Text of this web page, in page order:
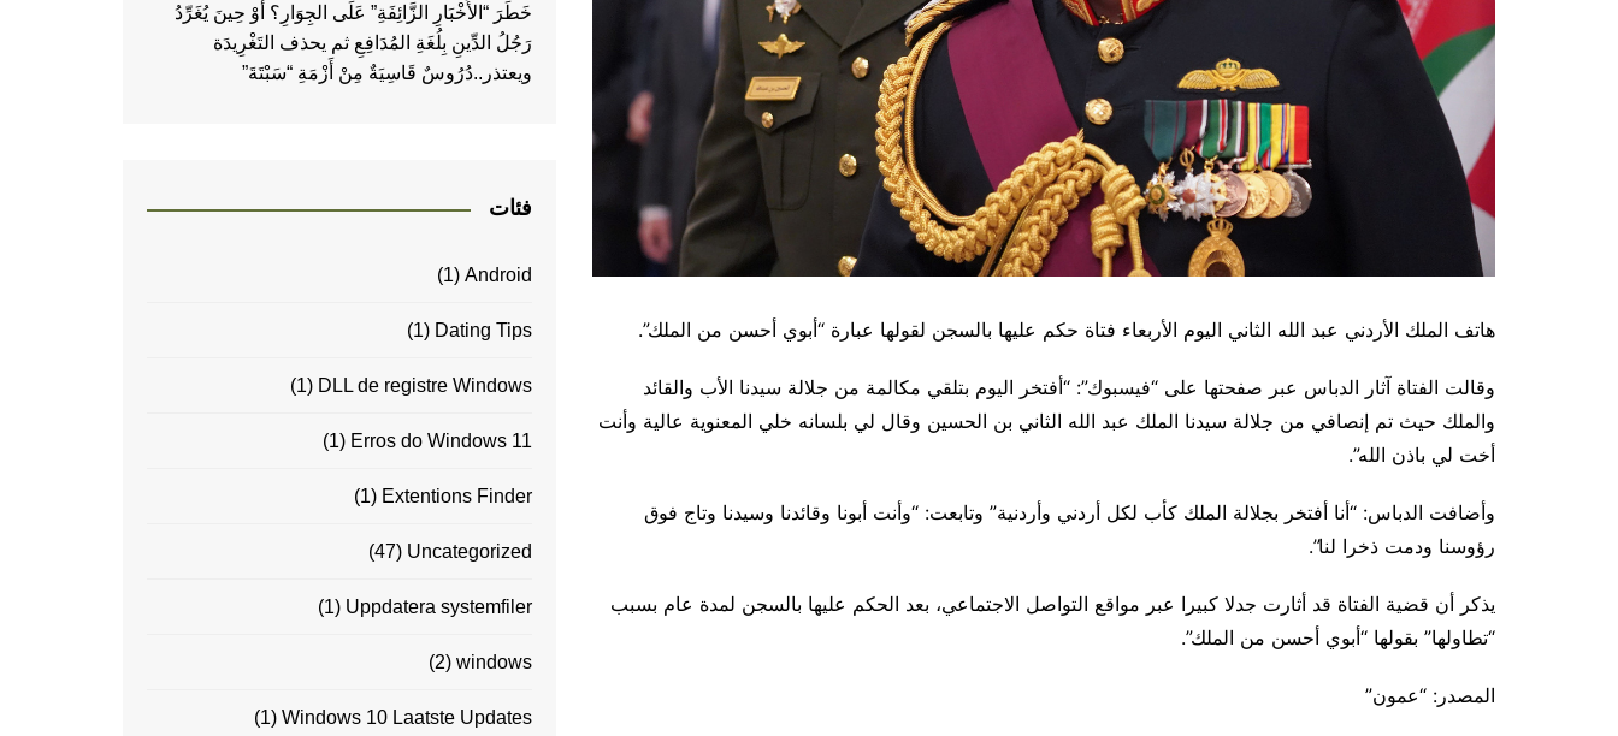
هاتف الملك الأردني عبد الله الثاني اليوم الأربعاء فتاة حكم عليها بالسجن لقولها عبارة “أبوي أحسن من الملك”.
وقالت الفتاة آثار الدباس عبر صفحتها على “فيسبوك”: “أفتخر اليوم بتلقي مكالمة من جلالة سيدنا الأب والقائد
والملك حيث تم إنصافي من جلالة سيدنا الملك عبد الله الثاني بن الحسين وقال لي بلسانه خلي المعنوية عالية وأنت
أخت لي باذن الله”.
وأضافت الدباس: “أنا أفتخر بجلالة الملك كأب لكل أردني وأردنية” وتابعت: “وأنت أبونا وقائدنا وسيدنا وتاج فوق
رؤوسنا ودمت ذخرا لنا”.
يذكر أن قضية الفتاة قد أثارت جدلا كبيرا عبر مواقع التواصل الاجتماعي، بعد الحكم عليها بالسجن لمدة عام بسبب
“تطاولها” بقولها “أبوي أحسن من الملك”.
المصدر: “عمون”
خَطَرَ “الأَخْبَارِ الزَّائِفَةِ” عَلَى الجِوَارِ؟ أَوْ حِينَ يُغَرِّدُ
رَجُلُ الدِّينِ بِلُغَةِ المُدَافِعِ ثم يحذف التَغْرِيدَة
ويعتذر..دُرُوسٌ قَاسِيَةٌ مِنْ أَزْمَةِ “سَبْتَةَ”
فئات
Android
(1)
Dating Tips
(1)
DLL de registre Windows
(1)
Erros do Windows 11
(1)
Extentions Finder
(1)
Uncategorized
(47)
Uppdatera systemfiler
(1)
windows
(2)
Windows 10 Laatste Updates
(1)